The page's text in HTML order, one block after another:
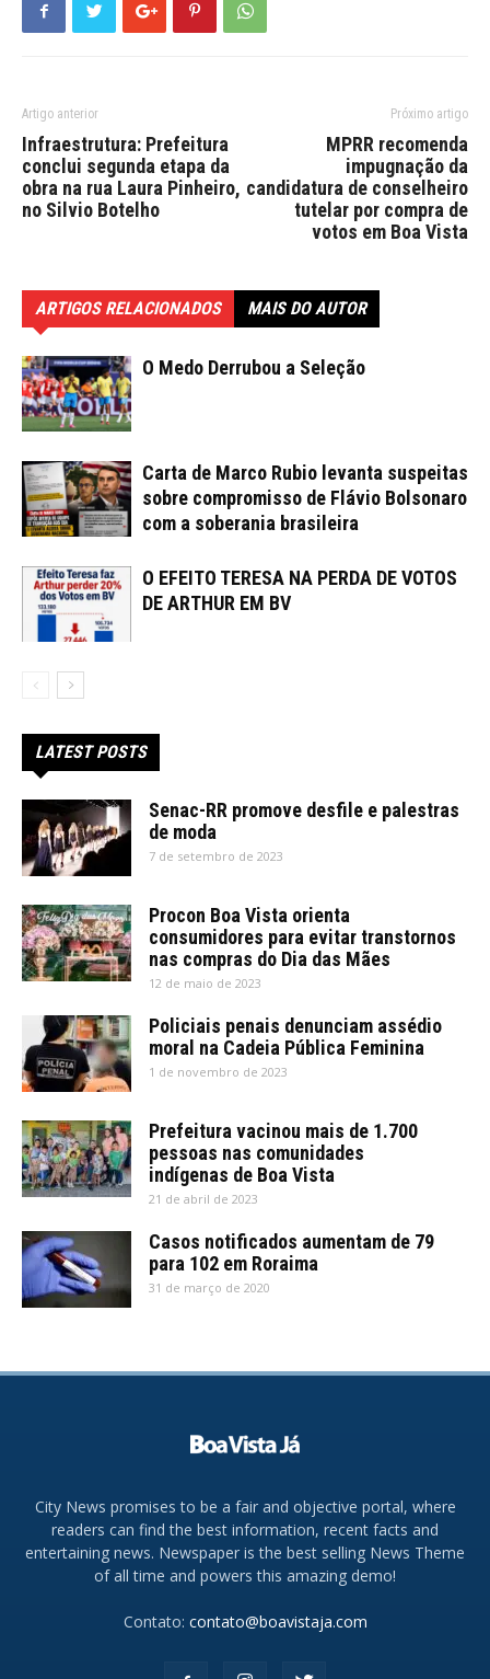
Artigo anterior
Infraestrutura: Prefeitura
conclui segunda etapa da
obra na rua Laura Pinheiro,
no Silvio Botelho
Próximo artigo
MPRR recomenda
impugnação da
candidatura de conselheiro
tutelar por compra de
votos em Boa Vista
ARTIGOS RELACIONADOS MAIS DO AUTOR
O Medo Derrubou a Seleção
Carta de Marco Rubio levanta suspeitas
sobre compromisso de Flávio Bolsonaro
com a soberania brasileira
O EFEITO TERESA NA PERDA DE VOTOS
DE ARTHUR EM BV
LATEST POSTS
Senac-RR promove desfile e palestras
de moda
7 de setembro de 2023
Procon Boa Vista orienta
consumidores para evitar transtornos
nas compras do Dia das Mães
12 de maio de 2023
Policiais penais denunciam assédio
moral na Cadeia Pública Feminina
1 de novembro de 2023
Prefeitura vacinou mais de 1.700
pessoas nas comunidades
indígenas de Boa Vista
21 de abril de 2023
Casos notificados aumentam de 79
para 102 em Roraima
31 de março de 2020
City News promises to be a fair and objective portal, where
readers can find the best information, recent facts and
entertaining news. Newspaper is the best selling News Theme
of all time and powers this amazing demo!
Contato: contato@boavistaja.com